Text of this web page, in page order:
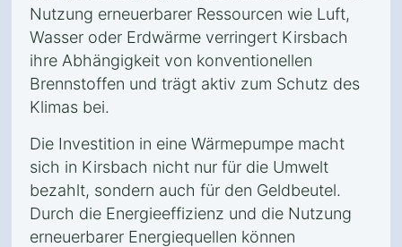
Nutzung erneuerbarer Ressourcen wie Luft,
Wasser oder Erdwärme verringert Kirsbach
ihre Abhängigkeit von konventionellen
Brennstoffen und trägt aktiv zum Schutz des
Klimas bei.
Die Investition in eine Wärmepumpe macht
sich in Kirsbach nicht nur für die Umwelt
bezahlt, sondern auch für den Geldbeutel.
Durch die Energieeffizienz und die Nutzung
erneuerbarer Energiequellen können